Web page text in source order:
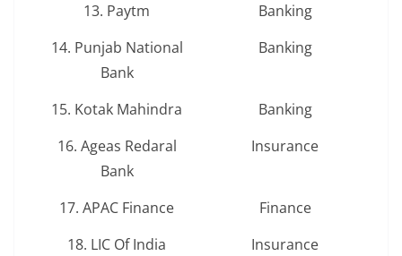
13. Paytm
Banking
14. Punjab National
Bank
Banking
15. Kotak Mahindra
Banking
16. Ageas Redaral
Bank
Insurance
17. APAC Finance
Finance
18. LIC Of India
Insurance